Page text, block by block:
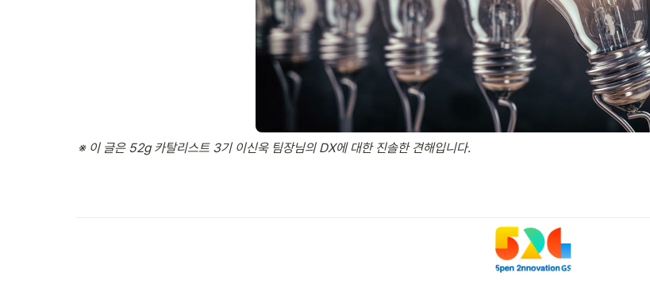
※ 이 글은 52g 카탈리스트 3기 이신욱 팀장님의 DX에 대한 진솔한 견해입니다.